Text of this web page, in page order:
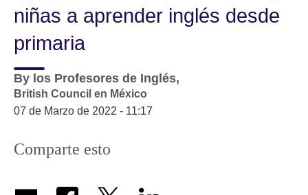
niñas a aprender inglés desde
primaria
By los Profesores de Inglés,
British Council en México
07 de Marzo de 2022 - 11:17
Comparte esto